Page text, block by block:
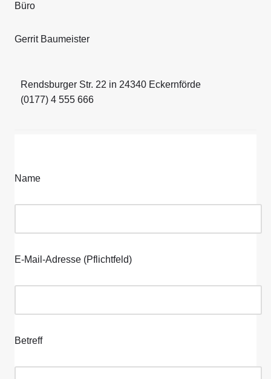
Büro
Gerrit Baumeister
Rendsburger Str. 22 in 24340 Eckernförde
(0177) 4 555 666
Name
E-Mail-Adresse (Pflichtfeld)
Betreff